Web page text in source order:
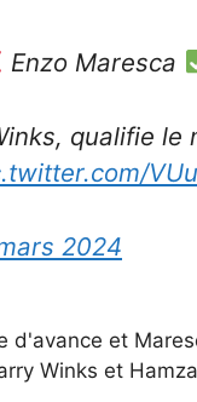
Enzo Maresca
qualifie
2024
et
Winks et